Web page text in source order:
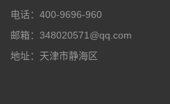
电话：400-9696-960
邮箱：348020571@qq.com
地址：天津市静海区